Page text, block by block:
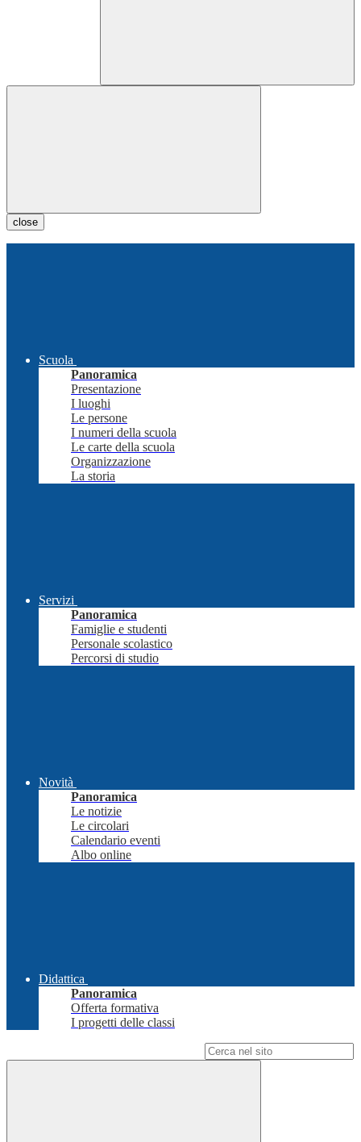
close
Scuola
Panoramica
Presentazione
I luoghi
Le persone
I numeri della scuola
Le carte della scuola
Organizzazione
La storia
Servizi
Panoramica
Famiglie e studenti
Personale scolastico
Percorsi di studio
Novità
Panoramica
Le notizie
Le circolari
Calendario eventi
Albo online
Didattica
Panoramica
Offerta formativa
I progetti delle classi